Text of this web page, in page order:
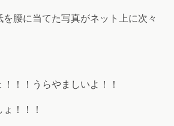
腰に当てた写真がネット上に次々
！！うらやましいよ！！
！！！